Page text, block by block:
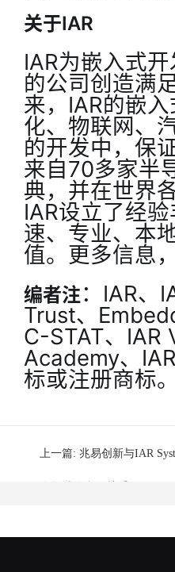
关于IAR
IAR为嵌入式
的公司创造满
来，IAR的嵌
化、物联网、
的开发中，保
来自70多家半
典，并在世界
IAR设立了经
速、专业、本
值。更多信息
编者注：IAR、
Trust、
C-STAT、
Academy、
标或注册商标
上一篇: 兆易创新与IAR